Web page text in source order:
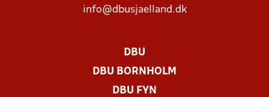
info@dbusjaelland.dk
DBU
DBU BORNHOLM
DBU FYN